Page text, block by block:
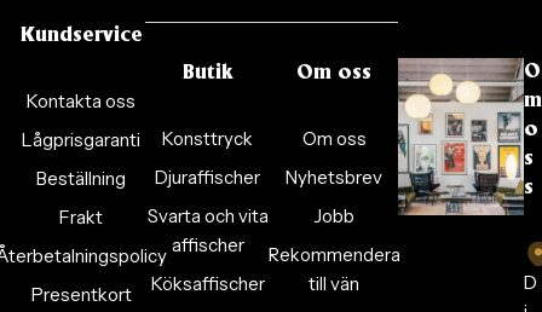
Kundservice
Kontakta oss
Lågprisgaranti
Beställning
Frakt
Presentkort
Butik
Konsttryck
Djuraffischer
Svarta och vita
affischer
Köksaffischer
Om oss
Om oss
Nyhetsbrev
Jobb
Rekommendera
till vän
O
m
o
s
s
D